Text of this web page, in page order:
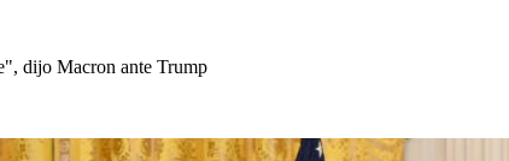
dijo Macron ante Trump